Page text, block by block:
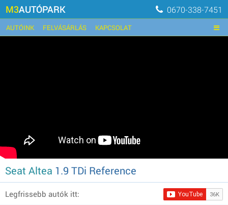
M3AUTÓPARK 0670-338-7451
AUTÓINK FELVÁSÁRLÁS KAPCSOLAT
Seat Altea 1.9 TDi Reference
Legfrissebb autók itt: